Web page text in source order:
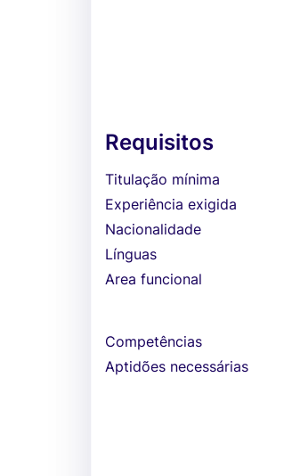
Requisitos
Titulação mínima
Experiência exigida
Nacionalidade
Línguas
Area funcional
Competências
Aptidões necessárias